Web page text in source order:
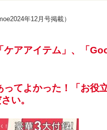
年12月号掲載）
アアイテム」、「
てよかった！「お役
い。